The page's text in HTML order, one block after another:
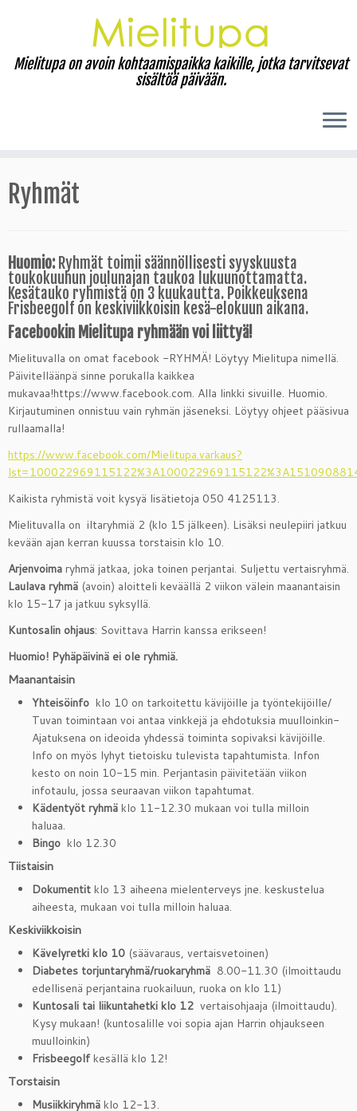
to
content
Mielitupa on avoin kohtaamispaikka kaikille, jotka tarvitsevat
sisältöä päivään.
Ryhmät
Huomio: Ryhmät toimii säännöllisesti syyskuusta
toukokuuhun joulunajan taukoa lukuunottamatta.
Kesätauko ryhmistä on 3 kuukautta. Poikkeuksena
Frisbeegolf on keskiviikkoisin kesä-elokuun aikana.
Facebookin Mielitupa ryhmään voi liittyä!
Mielituvalla on omat facebook -RYHMÄ! Löytyy Mielitupa nimellä.
Päivitelläänpä sinne porukalla kaikkea
mukavaa!https://www.facebook.com. Alla linkki sivuille. Huomio.
Kirjautuminen onnistuu vain ryhmän jäseneksi. Löytyy ohjeet pääsivua
rullaamalla!
https://www.facebook.com/Mielitupa.varkaus?
Kaikista ryhmistä voit kysyä lisätietoja 050 4125113.
Mielituvalla on iltaryhmiä 2 (klo 15 jälkeen). Lisäksi neulepiiri jatkuu
kevään ajan kerran kuussa torstaisin klo 10.
Arjenvoima ryhmä jatkaa, joka toinen perjantai. Suljettu vertaisryhmä.
Laulava ryhmä (avoin) aloitteli keväällä 2 viikon välein maanantaisin
klo 15-17 ja jatkuu syksyllä.
Kuntosalin ohjaus: Sovittava Harrin kanssa erikseen!
Huomio! Pyhäpäivinä ei ole ryhmiä.
Maanantaisin
Yhteisöinfo klo 10 on tarkoitettu kävijöille ja työntekijöille/
Tuvan toimintaan voi antaa vinkkejä ja ehdotuksia muulloinkin-
Ajatuksena on ideoida yhdessä toiminta sopivaksi kävijöille.
Info on myös lyhyt tietoisku tulevista tapahtumista. Infon
kesto on noin 10-15 min. Perjantasin päivitetään viikon
infotaulu, jossa seuraavan viikon tapahtumat.
Kädentyöt ryhmä klo 11-12.30 mukaan voi tulla milloin
haluaa.
Bingo klo 12.30
Tiistaisin
Dokumentit klo 13 aiheena mielenterveys jne. keskustelua
aiheesta, mukaan voi tulla milloin haluaa.
Keskiviikkoisin
Kävelyretki klo 10 (säävaraus, vertaisvetoinen)
Diabetes torjuntaryhmä/ruokaryhmä 8.00-11.30 (ilmoittaudu
edellisenä perjantaina ruokailuun, ruoka on klo 11)
Kuntosali tai liikuntahetki klo 12 vertaisohjaaja (ilmoittaudu).
Kysy mukaan! (kuntosalille voi sopia ajan Harrin ohjaukseen
muulloinkin)
Frisbeegolfkesällä klo 12!
Torstaisin
Musiikkiryhmä klo 12-13.